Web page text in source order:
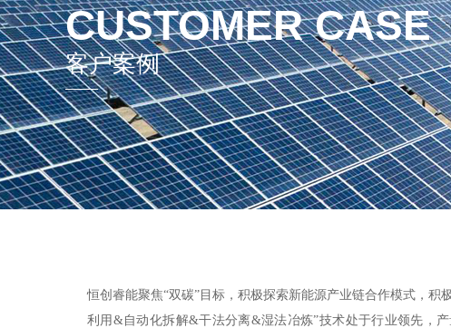
CUSTOMER CASE
客户案例
恒创睿能聚焦“双碳”目标，积极探索新能源产业链合作模式，
利用&自动化拆解&干法分离&湿法冶炼”技术处于行业领先，